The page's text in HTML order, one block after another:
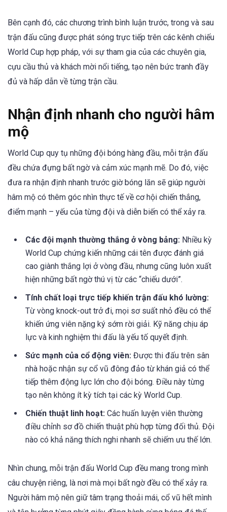
Bên cạnh đó, các chương trình bình luận trước, trong và sau
trận đấu cũng được phát sóng trực tiếp trên các kênh chiếu
World Cup hợp pháp, với sự tham gia của các chuyên gia,
cựu cầu thủ và khách mời nổi tiếng, tạo nên bức tranh đầy
đủ và hấp dẫn về từng trận cầu.
Nhận định nhanh cho người hâm
mộ
World Cup quy tụ những đội bóng hàng đầu, mỗi trận đấu
đều chứa đựng bất ngờ và cảm xúc mạnh mẽ. Do đó, việc
đưa ra nhận định nhanh trước giờ bóng lăn sẽ giúp người
hâm mộ có thêm góc nhìn thực tế về cơ hội chiến thắng,
điểm mạnh – yếu của từng đội và diễn biến có thể xảy ra.
Các đội mạnh thường thắng ở vòng bảng: Nhiều kỳ
World Cup chứng kiến những cái tên được đánh giá
cao giành thắng lợi ở vòng đầu, nhưng cũng luôn xuất
hiện những bất ngờ thú vị từ các “chiếu dưới”.
Tính chất loại trực tiếp khiến trận đấu khó lường:
Từ vòng knock-out trở đi, mọi sơ suất nhỏ đều có thể
khiến ứng viên nặng ký sớm rời giải. Kỹ năng chịu áp
lực và kinh nghiệm thi đấu là yếu tố quyết định.
Sức mạnh của cổ động viên: Được thi đấu trên sân
nhà hoặc nhận sự cổ vũ đông đảo từ khán giả có thể
tiếp thêm động lực lớn cho đội bóng. Điều này từng
tạo nên không ít kỳ tích tại các kỳ World Cup.
Chiến thuật linh hoạt: Các huấn luyện viên thường
điều chỉnh sơ đồ chiến thuật phù hợp từng đối thủ. Đội
nào có khả năng thích nghi nhanh sẽ chiếm ưu thế lớn.
Nhìn chung, mỗi trận đấu World Cup đều mang trong mình
câu chuyện riêng, là nơi mà mọi bất ngờ đều có thể xảy ra.
Người hâm mộ nên giữ tâm trạng thoải mái, cổ vũ hết mình